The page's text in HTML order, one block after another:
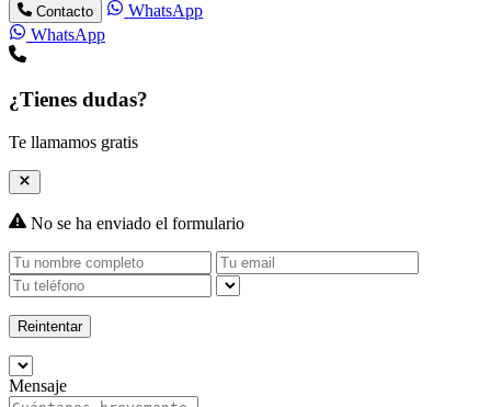
Contacto
WhatsApp
WhatsApp
¿Tienes dudas?
Te llamamos gratis
No se ha enviado el formulario
Reintentar
Mensaje